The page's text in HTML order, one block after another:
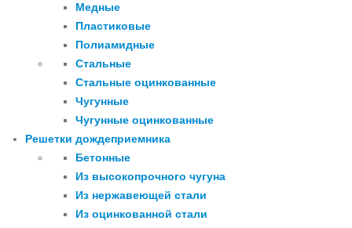
Медные
Пластиковые
Полиамидные
Стальные
Стальные оцинкованные
Чугунные
Чугунные оцинкованные
Решетки дождеприемника
Бетонные
Из высокопрочного чугуна
Из нержавеющей стали
Из оцинкованной стали